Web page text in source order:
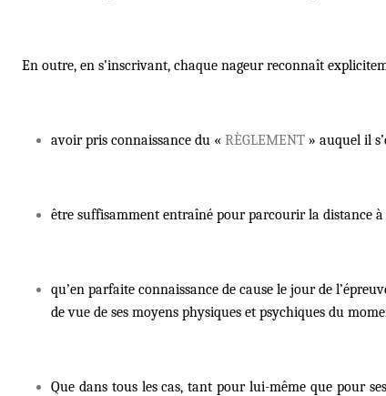
En outre, en s’inscrivant, chaque nageur reconnaît
avoir pris connaissance du « RÈGLEMENT » auquel il
être suffisamment entraîné pour parcourir la distance à
qu’en parfaite connaissance de cause le jour de
de vue de ses moyens physiques et psychiques du
Que dans tous les cas, tant pour lui-même que pour